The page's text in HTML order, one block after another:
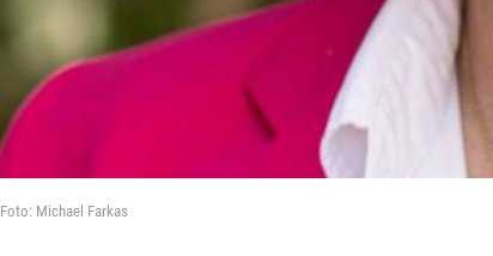
Foto: Michael Farkas